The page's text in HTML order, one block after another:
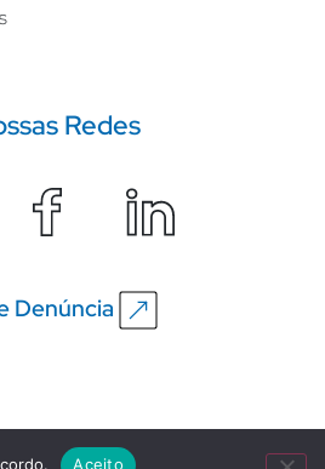
Redes
Denúncia
Aceito